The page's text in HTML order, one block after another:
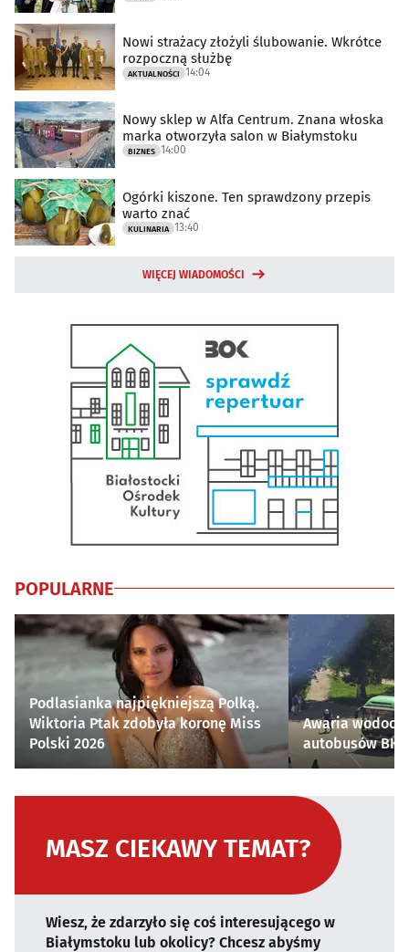
Nowi strażacy złożyli ślubowanie. Wkrótce
rozpoczną służbę
AKTUALNOŚCI 14:04
Nowy sklep w Alfa Centrum. Znana włoska
marka otworzyła salon w Białymstoku
BIZNES 14:00
Ogórki kiszone. Ten sprawdzony przepis
warto znać
KULINARIA 13:40
WIĘCEJ WIADOMOŚCI
POPULARNE
Podlasianka najpiękniejszą Polką.
Wiktoria Ptak zdobyła koronę Miss
Polski 2026
Awaria
autobusów
MASZ CIEKAWY TEMAT?
Wiesz, że zdarzyło się coś interesującego w
Białymstoku lub okolicy? Chcesz abyśmy